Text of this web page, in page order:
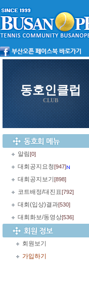
동호인클럽
CLUB
알림[0]
대회공지요청[947]
대회공지보기 [898]
코트배정/대진표[792]
대회(입상)결과[530]
대회화보/동영상[536]
회원보기
가입하기